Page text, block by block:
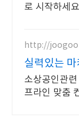
로 시작하세
http://
실력있는
고 성과는
소상공인관
프라인 맞춤